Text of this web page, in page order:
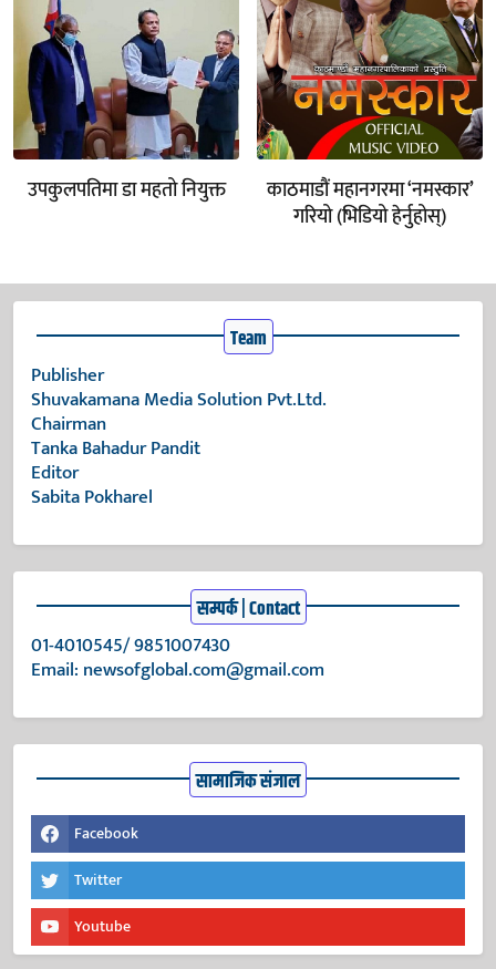
उपकुलपतिमा डा महतो नियुक्त
काठमाडौं महानगरमा ‘नमस्कार’
गरियो (भिडियो हेर्नुहोस्)
Team
Publisher
Shuvakamana Media Solution Pvt.Ltd.
Chairman
Tanka Bahadur Pandit
Editor
Sabita Pokharel
सम्पर्क | Contact
01-4010545/ 9851007430
Email: newsofglobal.com@gmail.com
सामाजिक संजाल
Facebook
Twitter
Youtube